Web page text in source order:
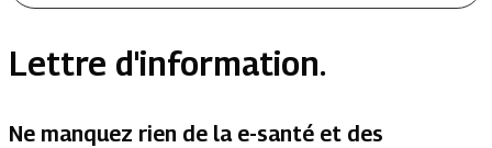
Lettre d'information.
Ne manquez rien de la e-santé et des